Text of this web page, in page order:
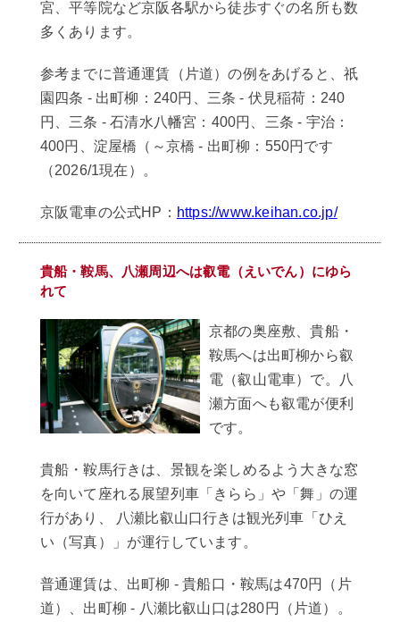
宮、平等院など京阪各駅から徒歩すぐの名所も数
多くあります。
参考までに普通運賃（片道）の例をあげると、祇
園四条 - 出町柳：240円、三条 - 伏見稲荷：240
円、三条 - 石清水八幡宮：400円、三条 - 宇治：
400円、淀屋橋（～京橋 - 出町柳：550円です
（2026/1現在）。
京阪電車の公式HP： https://www.keihan.co.jp/
貴船・鞍馬、八瀬周辺へは叡電（えいでん）にゆら
れて
京都の奥座敷、貴船・
鞍馬へは出町柳から叡
電（叡山電車）で。八
瀬方面へも叡電が便利
です。
貴船・鞍馬行きは、景観を楽しめるよう大きな窓
を向いて座れる展望列車「きらら」や「舞」の運
行があり、 八瀬比叡山口行きは観光列車「ひえ
い（写真）」が運行しています。
普通運賃は、出町柳 - 貴船口・鞍馬は470円（片
道）、出町柳 - 八瀬比叡山口は280円（片道）。